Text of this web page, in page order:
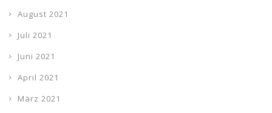
August 2021
Juli 2021
Juni 2021
April 2021
März 2021